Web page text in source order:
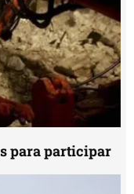
para participar